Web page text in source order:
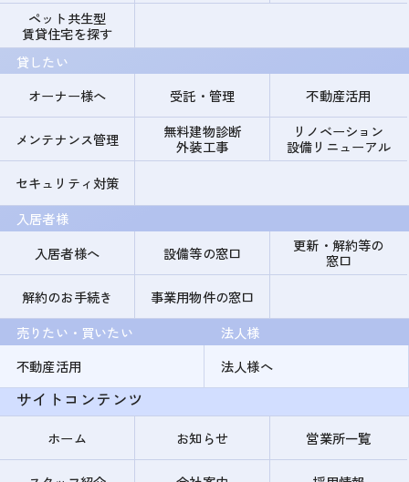
ペット共生型
賃貸住宅を探す
貸したい
オーナー様へ
受託・管理 不動産活用
メンテナンス管理
無料建物診断
外装工事
リノベーション
設備リニューアル
セキュリティ対策
入居者様
入居者様へ
設備等の窓口
更新・解約等の
窓口
解約のお手続き
事業用物件の窓口
売りたい・買いたい
不動産活用
法人様
法人様へ
サイトコンテンツ
ホーム お知らせ 営業所一覧